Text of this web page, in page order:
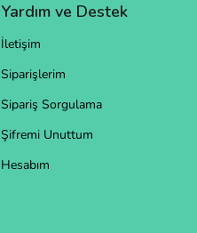
Yardım ve Destek
İletişim
Siparişlerim
Sipariş Sorgulama
Şifremi Unuttum
Hesabım